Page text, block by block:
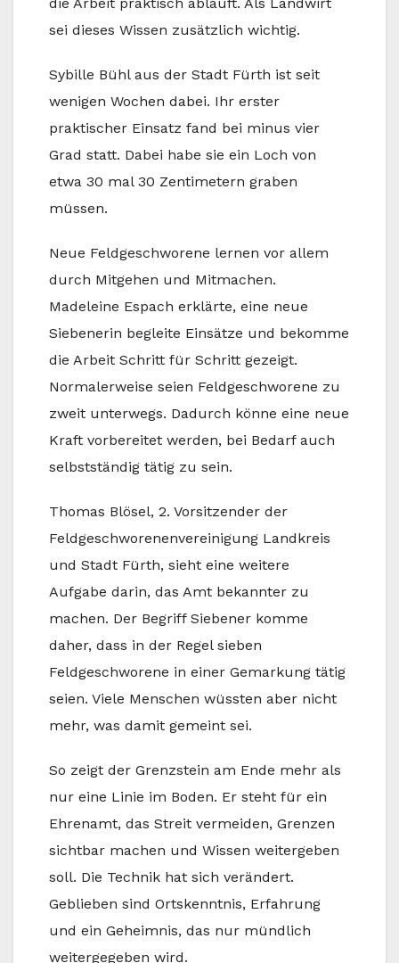
sei dieses Wissen zusätzlich wichtig.
Sybille Bühl aus der Stadt Fürth ist seit
wenigen Wochen dabei. Ihr erster
praktischer Einsatz fand bei minus vier
Grad statt. Dabei habe sie ein Loch von
etwa 30 mal 30 Zentimetern graben
müssen.
Neue Feldgeschworene lernen vor allem
durch Mitgehen und Mitmachen.
Madeleine Espach erklärte, eine neue
Siebenerin begleite Einsätze und bekomme
die Arbeit Schritt für Schritt gezeigt.
Normalerweise seien Feldgeschworene zu
zweit unterwegs. Dadurch könne eine neue
Kraft vorbereitet werden, bei Bedarf auch
selbstständig tätig zu sein.
Thomas Blösel, 2. Vorsitzender der
Feldgeschworenenvereinigung Landkreis
und Stadt Fürth, sieht eine weitere
Aufgabe darin, das Amt bekannter zu
machen. Der Begriff Siebener komme
daher, dass in der Regel sieben
Feldgeschworene in einer Gemarkung tätig
seien. Viele Menschen wüssten aber nicht
mehr, was damit gemeint sei.
So zeigt der Grenzstein am Ende mehr als
nur eine Linie im Boden. Er steht für ein
Ehrenamt, das Streit vermeiden, Grenzen
sichtbar machen und Wissen weitergeben
soll. Die Technik hat sich verändert.
Geblieben sind Ortskenntnis, Erfahrung
und ein Geheimnis, das nur mündlich
weitergegeben wird.